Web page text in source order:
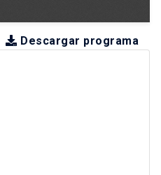
Descargar programa